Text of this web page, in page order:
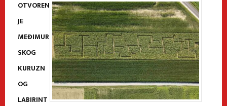
OTVOREN
JE
MEĐIMUR
SKOG
KURUZN
OG
LABIRINT